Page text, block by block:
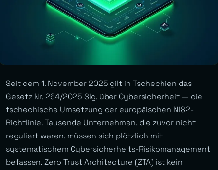
Seit dem 1. November 2025 gilt in Tschechien das
Gesetz Nr. 264/2025 Slg. über Cybersicherheit — die
tschechische Umsetzung der europäischen NIS2-
Richtlinie. Tausende Unternehmen, die zuvor nicht
reguliert waren, müssen sich plötzlich mit
systematischem Cybersicherheits-Risikomanagement
befassen. Zero Trust Architecture (ZTA) ist kein